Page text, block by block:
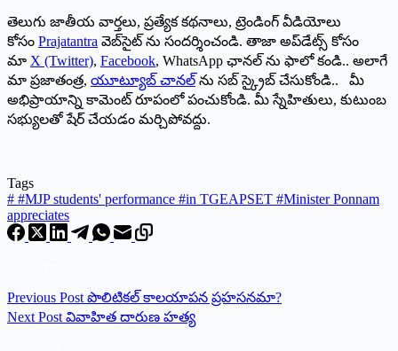
తెలుగు జాతీయ వార్తలు, ప్రత్యేక కథనాలు, ట్రెండింగ్ వీడియోలు
కోసం Prajatantra వెబ్‌సైట్ ను సందర్శించండి. తాజా అప్‌డేట్స్ కోసం
మా X (Twitter), Facebook, WhatsApp ఛానల్ ను ఫాలో కండి.. అలాగే
మా ప్రజాతంత్ర, యూట్యూబ్ చానల్ ను సబ్ స్క్రైబ్ చేసుకోండి.. మీ
అభిప్రాయాన్ని కామెంట్ రూపంలో పంచుకోండి. మీ స్నేహితులు, కుటుంబ
సభ్యులతో షేర్ చేయడం మర్చిపోవద్దు.
Tags
# #MJP students' performance #in TGEAPSET #Minister Ponnam
appreciates
Previous Post పొలిటికల్ కాలయాపన ప్రహసనమా?
Next Post వివాహిత దారుణ హత్య